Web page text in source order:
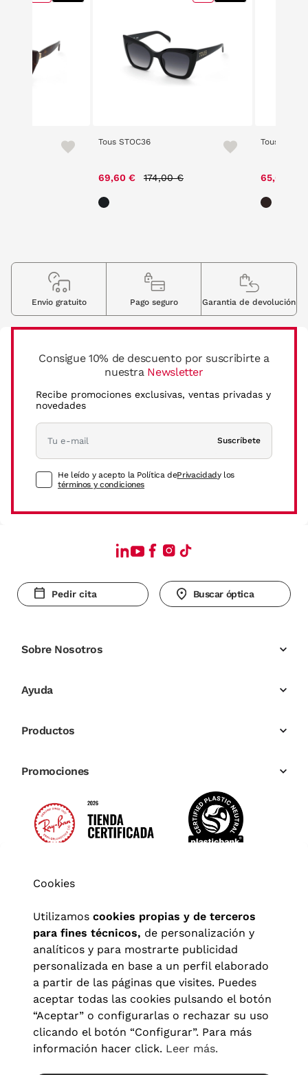
Tous STOC36
69,60 € 174,00 €
Tous
65,60 €
Consigue 10% de descuento por suscribirte a
nuestra Newsletter
Recibe promociones exclusivas, ventas privadas y
novedades
Suscríbete
He leído y acepto la Política dePrivacidady los
términos y condiciones
Envio gratuito Pago seguro Garantia de devolución
Pedir cita Buscar óptica
Sobre Nosotros
Ayuda
Productos
Promociones
Aviso legal| Política de privacidad Términos y condiciones
Política de cookies|Configuración de cookies
Cookies
Utilizamos cookies propias y de terceros
para fines técnicos, de personalización y
analíticos y para mostrarte publicidad
personalizada en base a un perfil elaborado
a partir de las páginas que visites. Puedes
aceptar todas las cookies pulsando el botón
“Aceptar” o configurarlas o rechazar su uso
clicando el botón “Configurar”. Para más
información hacer click. Leer más.